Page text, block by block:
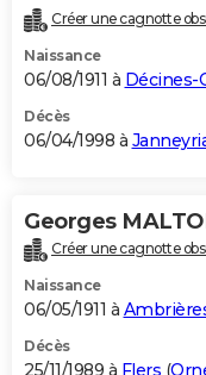
Créer une cagnotte
Naissance
06/08/1911 à Décines-
Décès
06/04/1998 à
Georges
Créer une cagnotte
Naissance
06/05/1911 à
Décès
25/11/1989 à Flers (